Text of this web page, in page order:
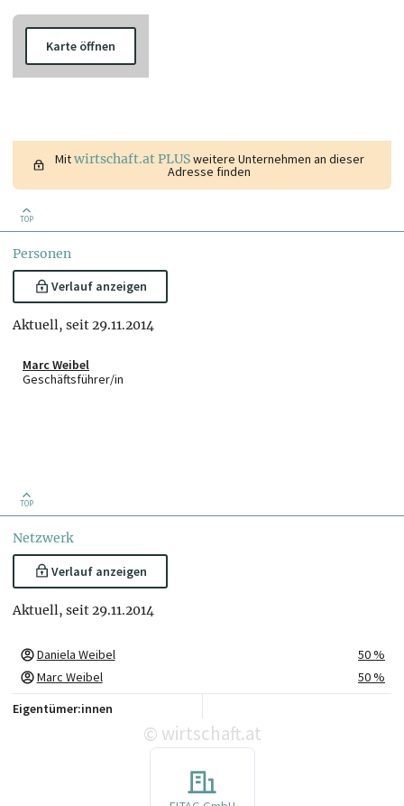
Karte öffnen
Mitwirtschaft.at PLUSweitere Unternehmen an dieser
Adresse finden
TOP
Personen
Verlauf anzeigen
Aktuell, seit 29.11.2014
Marc Weibel
Geschäftsführer/in
TOP
Netzwerk
Verlauf anzeigen
Aktuell, seit 29.11.2014
Daniela Weibel
50 %
Marc Weibel
50 %
Eigentümer:innen
© wirtschaft.at